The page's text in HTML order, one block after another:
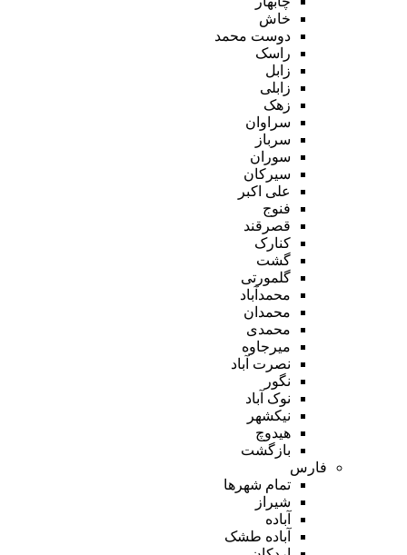
خاش
دوست محمد
راسک
زابل
زابلی
زهک
سراوان
سرباز
سوران
سیرکان
علی اکبر
فنوج
قصرقند
کنارک
گشت
گلمورتی
محمدآباد
محمدان
محمدی
میرجاوه
نصرت آباد
نگور
نوک آباد
نیکشهر
هیدوچ
بازگشت
فارس
تمام شهر‌ها
شیراز
آباده
آباده طشک